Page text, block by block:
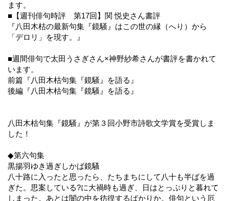
ます。
■【週刊俳句時評 第17回】関 悦史さん書評
『八田木枯の最新句集『鏡騒』はこの世の縁（へり）から
「デロリ」を現す。』
■週間俳句で太田うさぎさん×神野紗希さんが書評を書かれて
います。
前篇『八田木枯句集『鏡騒』を語る』
後編『八田木枯句集『鏡騒』を語る』
八田木枯句集『鏡騒』が第３回小野市詩歌文学賞を受賞しま
した！
◆第六句集
黒揚羽ゆき過ぎしかば鏡騷
八十路に入ったと思ったら、たちまちにして八十も半ばを過
ぎた。思案している?に大禍時も過ぎ、日はとっぷりと暮れて
しまった。あとは闇の中を彷徨するばかりか。俳句という厄